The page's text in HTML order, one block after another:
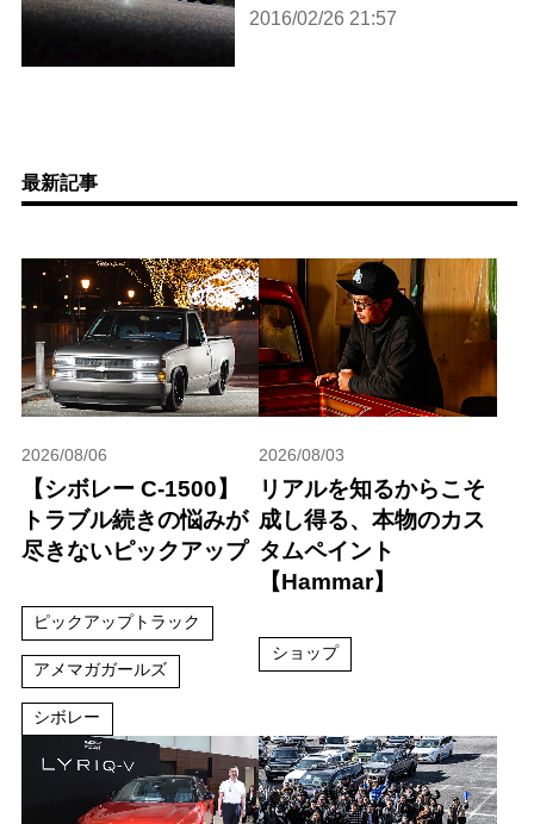
2016/02/26 21:57
最新記事
2026/08/06
【シボレー C-1500】
トラブル続きの悩みが
尽きないピックアップ
ピックアップトラック
アメマガガールズ
シボレー
2026/08/03
リアルを知るからこそ
成し得る、本物のカス
タムペイント
【Hammar】
ショップ